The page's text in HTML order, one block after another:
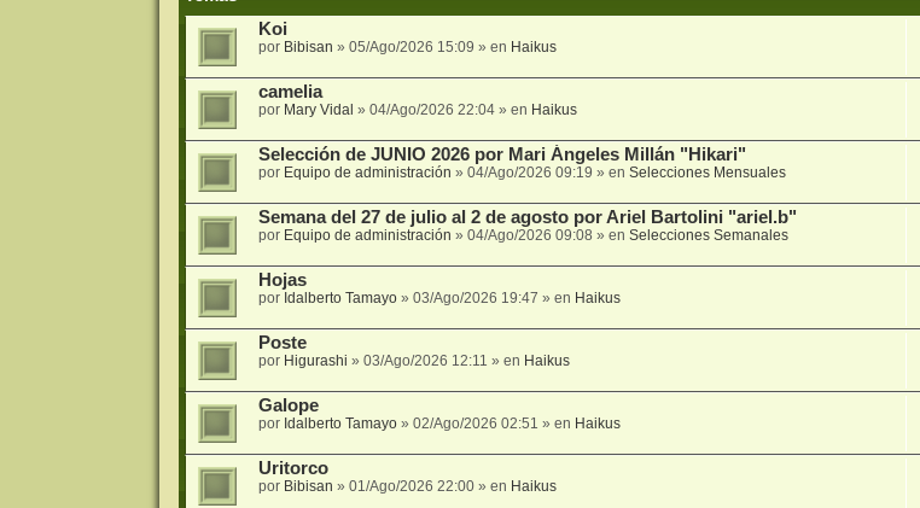
Koi
por Bibisan » 05/Ago/2026 15:09 » en Haikus
camelia
por Mary Vidal » 04/Ago/2026 22:04» en Haikus
Selección de JUNIO 2026 por Mari Ángeles Millán "Hikari"
por Equipo de administración » 04/Ago/2026 09:19 » en Selecciones Mensuales
Semana del 27 de julio al 2 de agosto por Ariel Bartolini "ariel.b"
por Equipo de administración » 04/Ago/2026 09:08 » en Selecciones Semanales
Hojas
por Idalberto Tamayo» 03/Ago/2026 19:47 » en Haikus
Poste
por Higurashi » 03/Ago/2026 12:11 » en Haikus
Galope
por Idalberto Tamayo» 02/Ago/2026 02:51 » en Haikus
Uritorco
por Bibisan » 01/Ago/2026 22:00» en Haikus